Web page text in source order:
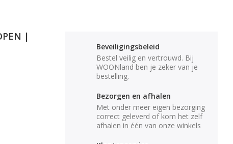
|
Beveiligingsbeleid
Bestel veilig en vertrouwd. Bij
WOONland ben je zeker van je
bestelling.
Bezorgen en afhalen
Met onder meer eigen bezorging
correct geleverd of kom het zelf
afhalen in één van onze winkels